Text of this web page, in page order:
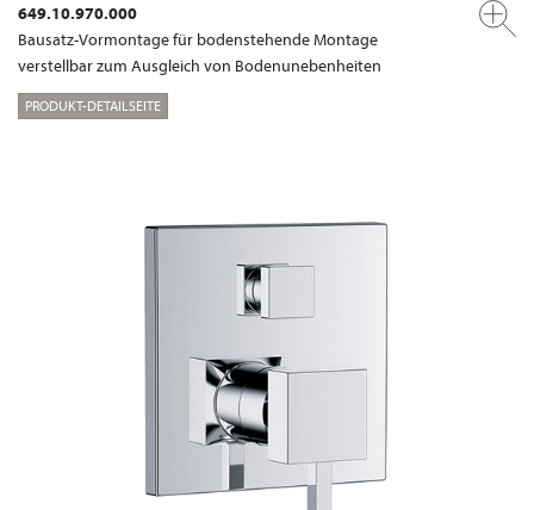
649.10.970.000
Bausatz-Vormontage für bodenstehende Montage
verstellbar zum Ausgleich von Bodenunebenheiten
PRODUKT-DETAILSEITE